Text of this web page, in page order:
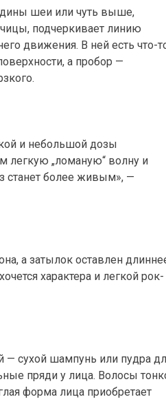
шеи или чуть выше,
подчеркивает линию
движения. В ней есть что-
а пробор —
и небольшой дозы
легкую „ломаную“ волну и
станет более живым», —
а затылок оставлен
характера и легкой рок-
— сухой шампунь или пудра
пряди у лица. Волосы
форма лица приобретает